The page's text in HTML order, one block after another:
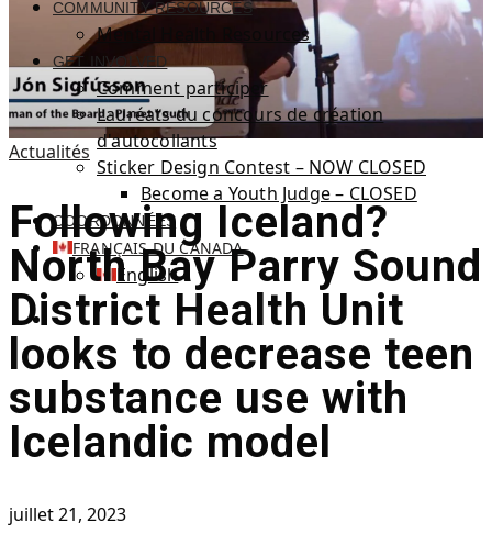
COMMUNITY RESOURCES
Mental Health Resources
GET INVOLVED
Comment participer
Lauréats du concours de création
d'autocollants
Sticker Design Contest – NOW CLOSED
Become a Youth Judge – CLOSED
COORDONNÉES
FRANÇAIS DU CANADA
English
Actualités
Following Iceland?
North Bay Parry Sound
District Health Unit
looks to decrease teen
substance use with
Icelandic model
juillet 21, 2023